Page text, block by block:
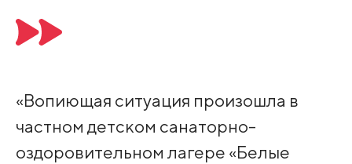
«Вопиющая ситуация произошла в
частном детском санаторно-
оздоровительном лагере «Белые